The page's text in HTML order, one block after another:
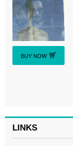
BUY NOW
LINKS